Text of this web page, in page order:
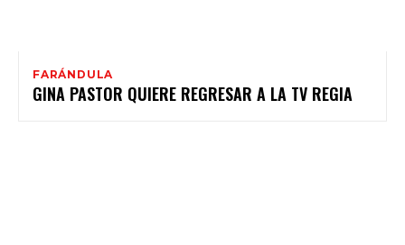
FARÁNDULA
GINA PASTOR QUIERE REGRESAR A LA TV REGIA